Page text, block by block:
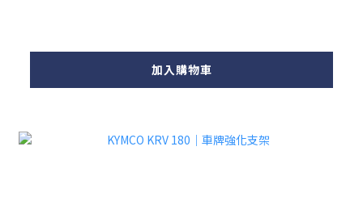
加入購物車